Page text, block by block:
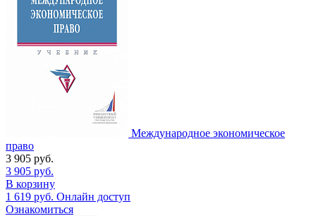
Международное экономическое
право
3 905 руб.
3 905 руб.
В корзину
1 619 руб. Онлайн доступ
Ознакомиться